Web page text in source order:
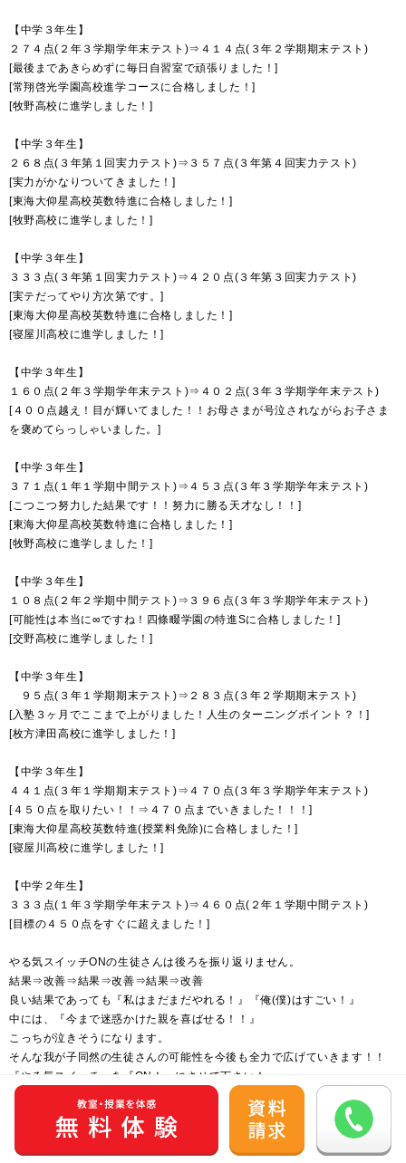
【中学３年生】
２７４点(２年３学期学年末テスト)⇒４１４点(３年２学期期末テスト)
[最後まであきらめずに毎日自習室で頑張りました！]
[常翔啓光学園高校進学コースに合格しました！]
[牧野高校に進学しました！]
【中学３年生】
２６８点(３年第１回実力テスト)⇒３５７点(３年第４回実力テスト)
[実力がかなりついてきました！]
[東海大仰星高校英数特進に合格しました！]
[牧野高校に進学しました！]
【中学３年生】
３３３点(３年第１回実力テスト)⇒４２０点(３年第３回実力テスト)
[実テだってやり方次第です。]
[東海大仰星高校英数特進に合格しました！]
[寝屋川高校に進学しました！]
【中学３年生】
１６０点(２年３学期学年末テスト)⇒４０２点(３年３学期学年末テスト)
[４００点越え！目が輝いてました！！お母さまが号泣されながらお子さま
を褒めてらっしゃいました。]
【中学３年生】
３７１点(１年１学期中間テスト)⇒４５３点(３年３学期学年末テスト)
[こつこつ努力した結果です！！努力に勝る天才なし！！]
[東海大仰星高校英数特進に合格しました！]
[牧野高校に進学しました！]
【中学３年生】
１０８点(２年２学期中間テスト)⇒３９６点(３年３学期学年末テスト)
[可能性は本当に∞ですね！四條畷学園の特進Sに合格しました！]
[交野高校に進学しました！]
【中学３年生】
９５点(３年１学期期末テスト)⇒２８３点(３年２学期期末テスト)
[入塾３ヶ月でここまで上がりました！人生のターニングポイント？！]
[枚方津田高校に進学しました！]
【中学３年生】
４４１点(３年１学期期末テスト)⇒４７０点(３年３学期学年末テスト)
[４５０点を取りたい！！⇒４７０点までいきました！！！]
[東海大仰星高校英数特進(授業料免除)に合格しました！]
[寝屋川高校に進学しました！]
【中学２年生】
３３３点(１年３学期学年末テスト)⇒４６０点(２年１学期中間テスト)
[目標の４５０点をすぐに超えました！]
やる気スイッチONの生徒さんは後ろを振り返りません。
結果⇒改善⇒結果⇒改善⇒結果⇒改善
良い結果であっても『私はまだまだやれる！』『俺(僕)はすごい！』
中には、『今まで迷惑かけた親を喜ばせる！！』
こっちが泣きそうになります。
そんな我が子同然の生徒さんの可能性を今後も全力で広げていきます！！
『やる気スイッチ』を『ON！』にさせて下さい！
ご連絡をお待ちしております！！
『今まで迷惑かけた親を喜ばせる！！』と決意表明した生徒さんは